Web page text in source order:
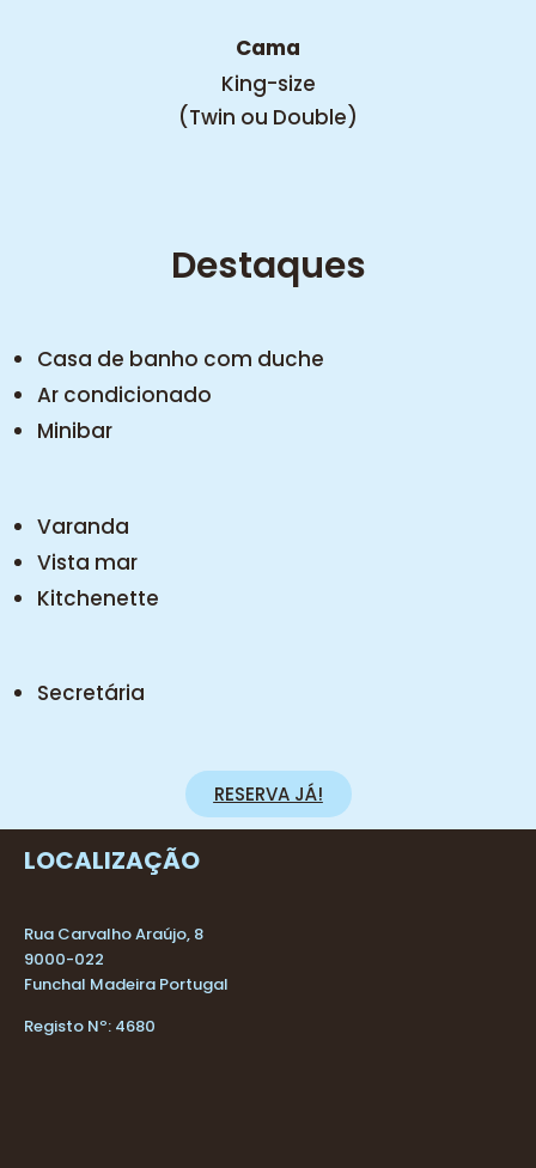
Cama
King-size
(Twin ou Double)
Destaques
Casa de banho com duche
Ar condicionado
Minibar
Varanda
Vista mar
Kitchenette
Secretária
RESERVA JÁ!
LOCALIZAÇÃO
Rua Carvalho Araújo, 8
9000-022
Funchal Madeira Portugal
Registo Nº: 4680